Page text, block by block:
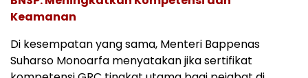
Keamanan
Di kesempatan yang sama, Menteri Bappenas
Suharso Monoarfa menyatakan jika sertifikat